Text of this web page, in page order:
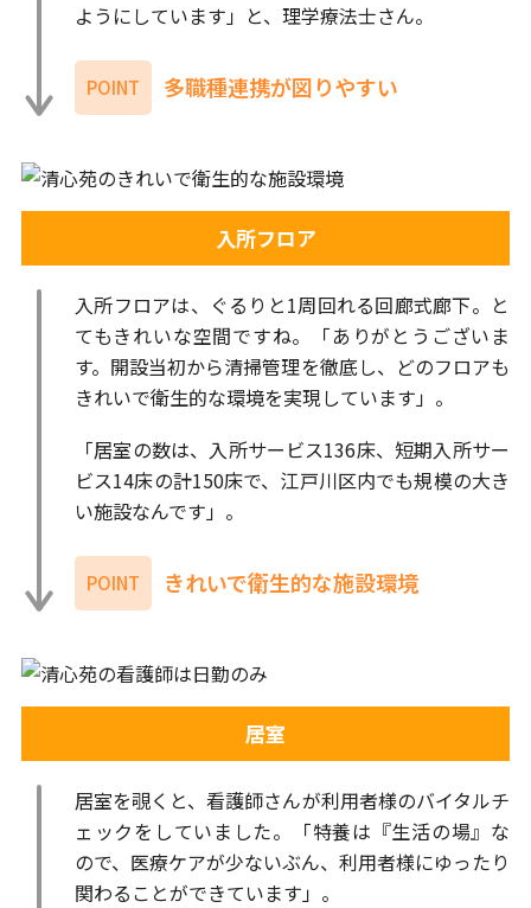
ようにしています」と、理学療法士さん。
POINT 多職種連携が図りやすい
入所フロア
入所フロアは、ぐるりと1周回れる回廊式廊下。と
てもきれいな空間ですね。「ありがとうございま
す。開設当初から清掃管理を徹底し、どのフロアも
きれいで衛生的な環境を実現しています」。
「居室の数は、入所サービス136床、短期入所サー
ビス14床の計150床で、江戸川区内でも規模の大き
い施設なんです」。
POINT きれいで衛生的な施設環境
居室
居室を覗くと、看護師さんが利用者様のバイタルチ
ェックをしていました。「特養は『生活の場』な
ので、医療ケアが少ないぶん、利用者様にゆったり
関わることができています」。